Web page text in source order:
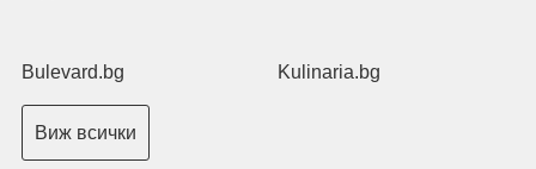
Bulevard.bg Kulinaria.bg
Виж всички